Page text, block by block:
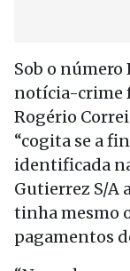
Sob o número
notícia-crime
Rogério
“cogita se a
identificada
Gutierrez S/A
tinha mesmo
pagamentos